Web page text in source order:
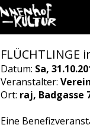
FLÜCHTLINGE
Datum: Sa,
Veranstalter:
Ort: raj, Badgasse
Eine